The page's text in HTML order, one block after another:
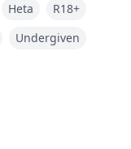
Jag
dragkedjan, och
kalsonger på sig.
mitt
hade
Heta
R18+
Undergiven